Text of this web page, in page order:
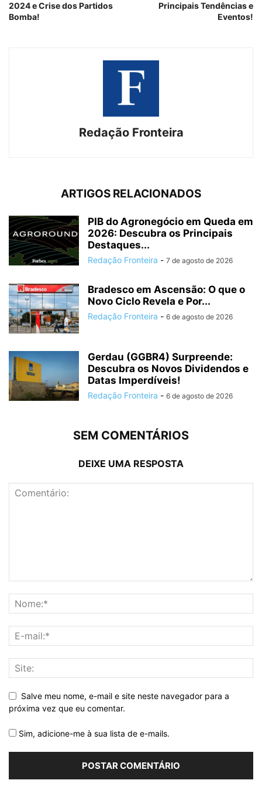
2024 e Crise dos Partidos
Bomba!
Principais Tendências e
Eventos!
Redação Fronteira
ARTIGOS RELACIONADOS
PIB do Agronegócio em Queda em
2026: Descubra os Principais
Destaques...
Redação Fronteira - 7 de agosto de 2026
Bradesco em Ascensão: O que o
Novo Ciclo Revela e Por...
Redação Fronteira - 6 de agosto de 2026
Gerdau (GGBR4) Surpreende:
Descubra os Novos Dividendos e
Datas Imperdíveis!
Redação Fronteira - 6 de agosto de 2026
SEM COMENTÁRIOS
DEIXE UMA RESPOSTA
Salve meu nome, e-mail e site neste navegador para a
próxima vez que eu comentar.
Sim, adicione-me à sua lista de e-mails.